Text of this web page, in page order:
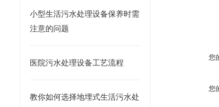
小型生活污水处理设备保养时需
注意的问题
医院污水处理设备工艺流程
教你如何选择地埋式生活污水处
您
您